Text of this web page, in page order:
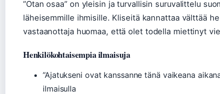
”Otan osaa” on yleisin ja turvallisin suruvalittelu
läheisemmille ihmisille. Kliseitä kannattaa välttää
vastaanottaja huomaa, että olet todella miettinyt
Henkilökohtaisempia ilmaisuja
”Ajatukseni ovat kanssanne tänä vaikeana
ilmaisulla